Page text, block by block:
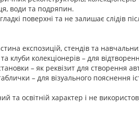
води та подряпин.
поверхні та не залишає слідів
експозицій, стендів та
клуби колекціонерів – для
– як реквізит для створення
– для візуального пояснення
та освітній характер і не